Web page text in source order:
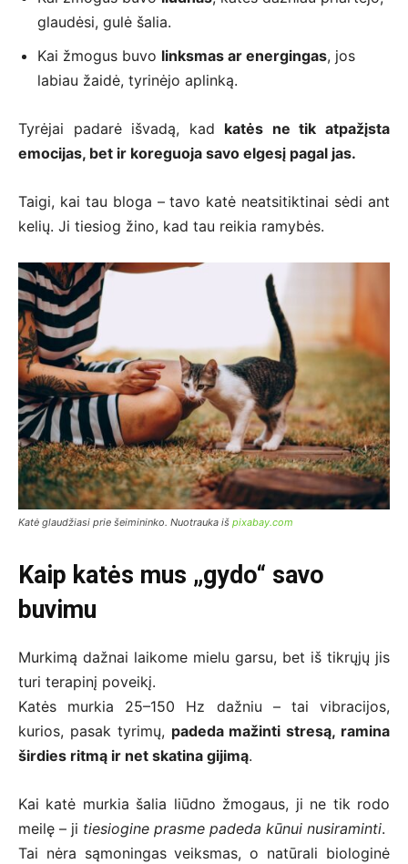
glaudėsi, gulė šalia.
Kai žmogus buvo linksmas ar energingas, jos
labiau žaidė, tyrinėjo aplinką.
Tyrėjai padarė išvadą, kad katės ne tik atpažįsta
emocijas, bet ir koreguoja savo elgesį pagal jas.
Taigi, kai tau bloga – tavo katė neatsitiktinai sėdi ant
kelių. Ji tiesiog žino, kad tau reikia ramybės.
Katė glaudžiasi prie šeimininko. Nuotrauka iš pixabay.com
Kaip katės mus „gydo“ savo
buvimu
Murkimą dažnai laikome mielu garsu, bet iš tikrųjų jis
turi terapinį poveikį.
Katės murkia 25–150 Hz dažniu – tai vibracijos,
kurios, pasak tyrimų, padeda mažinti stresą, ramina
širdies ritmą ir net skatina gijimą.
Kai katė murkia šalia liūdno žmogaus, ji ne tik rodo
meilę – ji tiesiogine prasme padeda kūnui nusiraminti.
Tai nėra sąmoningas veiksmas, o natūrali biologinė